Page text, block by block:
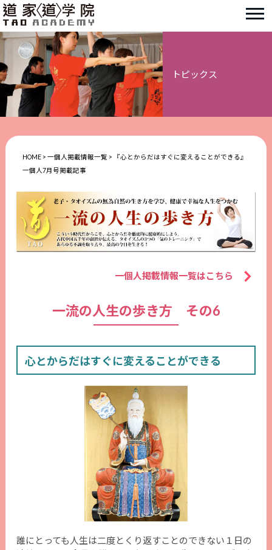
トピックス
HOME> 一個人掲載情報一覧 >
『心とからだはすぐに変えることができる』
一個人7月号掲載記事
一個人掲載情報一覧はこちら
一流の人生の歩き方 その6
心とからだはすぐに変えることができる
誰にとっても人生は二度とくり返すことのできない１日の